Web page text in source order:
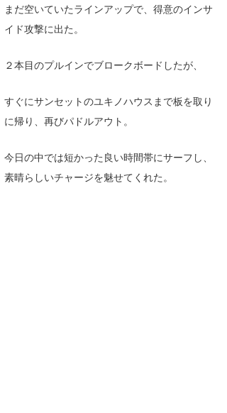
まだ空いていたラインアップで、得意のインサ
イド攻撃に出た。
２本目のプルインでブロークボードしたが、
すぐにサンセットのユキノハウスまで板を取り
に帰り、再びパドルアウト。
今日の中では短かった良い時間帯にサーフし、
素晴らしいチャージを魅せてくれた。